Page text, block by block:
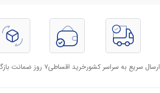
ارسال سریع به سراسر کشورخرید اقساطی۷ روز ضمانت بازگشت کالا